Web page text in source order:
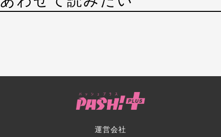
運営会社